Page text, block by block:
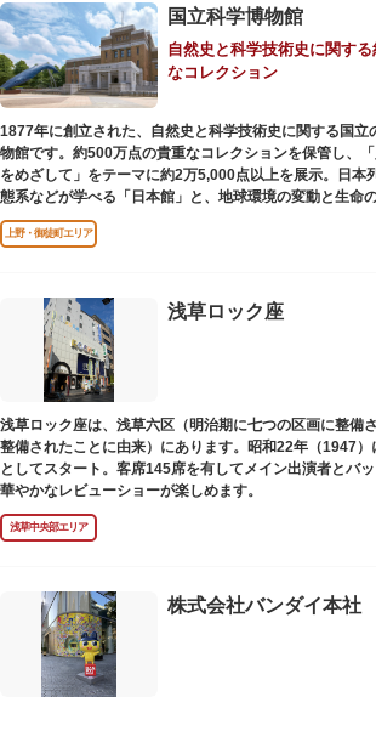
養する最高の祈祷法。心願成就の力があると考えられて
日間毎朝祈祷していただけます。また、浅草名所七福神
られ、毘沙門天が祀られています。
国立科学博物館
自然史と科学技術史に関す
なコレクション
1877年に創立された、自然史と科学技術史に関する国立
物館です。約500万点の貴重なコレクションを保管し、
をめざして」をテーマに約2万5,000点以上を展示。日本
態系などが学べる「日本館」と、地球環境の変動と生命
進歩などが学べる「地球館」の2つの常設展示をメインに
などから構成されています。
2005年「愛・地球博」の長久手日本館で人気を博した「
100万分の1の大きさ）のドームの内側すべてがスクリー
初のシアターで、月ごとに変わるオリジナル映像を上映
楽しみながら学習できるイベント企画や、恐竜をはじめ
本、子ども向けのコーナーもあり、お子様連れでも楽し
また、国立科学博物館では、日本およびアジアにおける
施設として、調査研究、標本資料の収集・保管・活用、
進。これらの活動を上野の本館、白金台の附属自然教育
の実験植物園や筑波研究施設（非公開）で展開していま
上野・御徒町エリア
浅草ロック座
浅草ロック座は、浅草六区（明治期に七つの区画に整備
整備されたことに由来）にあります。昭和22年（1947）
としてスタート。客席145席を有してメイン出演者とバ
華やかなレビューショーが楽しめます。
浅草中央部エリア
株式会社バンダイ本社